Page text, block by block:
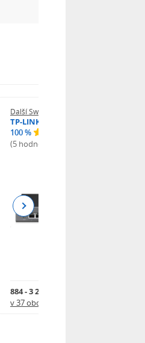
Další Switche
TP-LINK TL-SG108-M2
100 %
(5 hodnocení)
884 - 3 249 Kč
v 37 obchodech
Next